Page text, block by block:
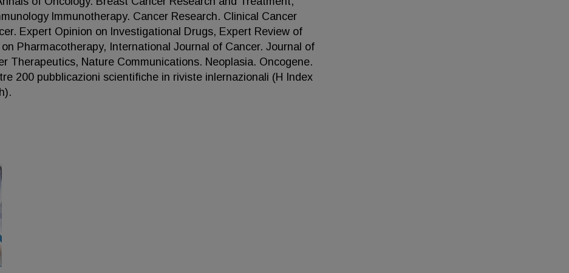
lmmunotherapy. Cancer Research. Clinical Cancer
Expert Opinion on lnvestigational Drugs, Expert Review of
Pharmacotherapy, International Journal of Cancer. Journal of
Therapeutics, Nature Communications. Neoplasia. Oncogene.
200 pubblicazioni scientifiche in riviste inlernazionali (H Index